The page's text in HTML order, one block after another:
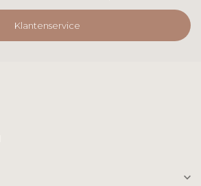
Klantenservice